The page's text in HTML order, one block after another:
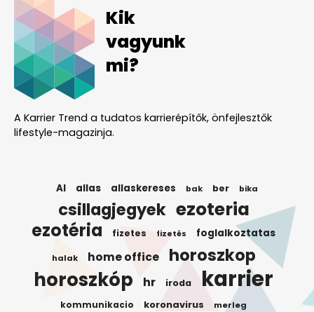
Kik
vagyunk
mi?
A Karrier Trend a tudatos karrierépítők, önfejlesztők
lifestyle-magazinja.
AI allas allaskereses bak ber bika
csillagjegyek ezoteria
ezotéria fizetes fizetés foglalkoztatas
halak home office horoszkop
horoszkóp hr iroda karrier
kommunikacio koronavirus merleg